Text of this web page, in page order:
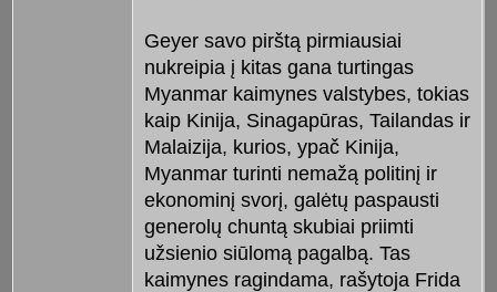
Geyer savo pirštą pirmiausiai
nukreipia į kitas gana turtingas
Myanmar kaimynes valstybes, tokias
kaip Kinija, Sinagapūras, Tailandas ir
Malaizija, kurios, ypač Kinija,
Myanmar turinti nemažą politinį ir
ekonominį svorį, galėtų paspausti
generolų chuntą skubiai priimti
užsienio siūlomą pagalbą. Tas
kaimynes ragindama, rašytoja Frida